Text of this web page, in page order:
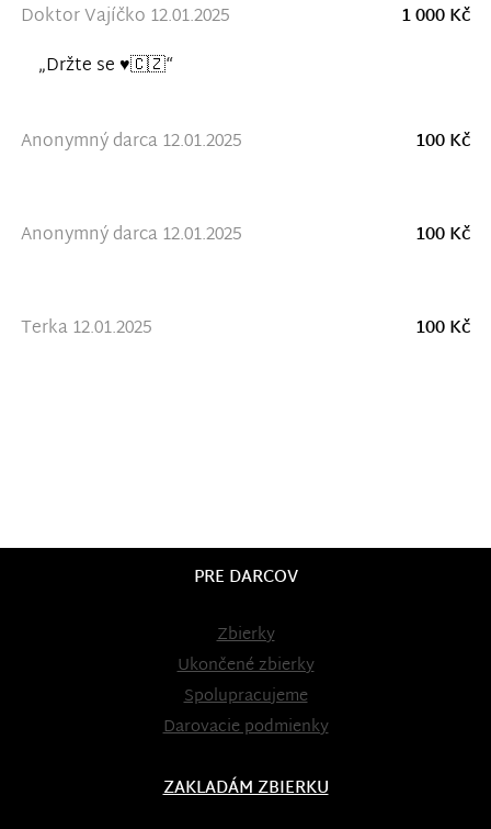
Doktor Vajíčko 12.01.2025
1 000 Kč
„Držte se ♥️🇨🇿“
Anonymný darca 12.01.2025 100 Kč
Anonymný darca 12.01.2025 100 Kč
Terka 12.01.2025 100 Kč
PRE DARCOV
Zbierky
Ukončené zbierky
Spolupracujeme
Darovacie podmienky
ZAKLADÁM ZBIERKU